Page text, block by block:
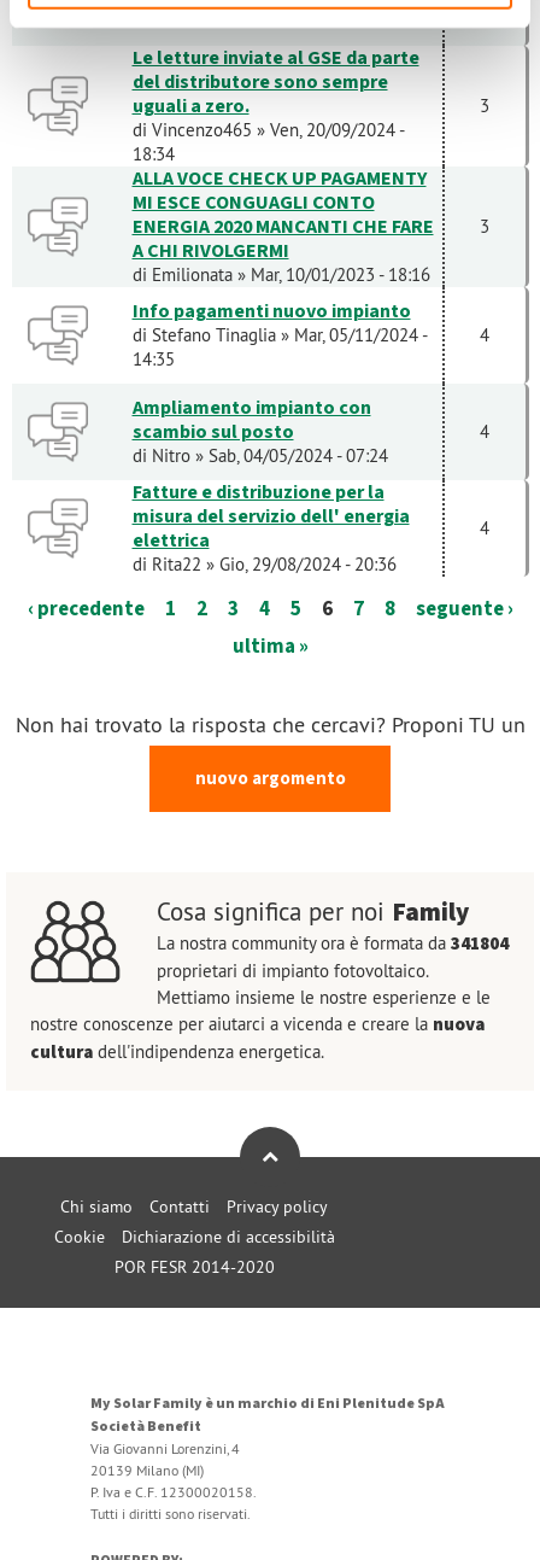
Le letture inviate al GSE da parte
del distributore sono sempre
uguali a zero.
di Vincenzo465 » Ven, 20/09/2024 -
18:34
3
ALLA VOCE CHECK UP PAGAMENTY
MI ESCE CONGUAGLI CONTO
ENERGIA 2020 MANCANTI CHE FARE
A CHI RIVOLGERMI
di Emilionata» Mar, 10/01/2023 - 18:16
3
Info pagamenti nuovo impianto
di Stefano Tinaglia» Mar, 05/11/2024 -
14:35
4
Ampliamento impianto con
scambio sul posto
di Nitro» Sab, 04/05/2024 - 07:24
4
Fatture e distribuzione per la
misura del servizio dell' energia
elettrica
di Rita22 » Gio, 29/08/2024 - 20:36
4
‹ precedente 1 2 3 4 5 6 7 8
seguente ›
ultima »
Non hai trovato la risposta che cercavi? Proponi TU un
nuovo argomento
Cosa significa per noi Family
La nostra community ora è formata da 341804
proprietari di impianto fotovoltaico.
Mettiamo insieme le nostre esperienze e le
nostre conoscenze per aiutarci a vicenda e creare la nuova
cultura dell'indipendenza energetica.
Chi siamo Contatti
Privacy policy
Cookie
Dichiarazione di accessibilità
POR FESR 2014-2020
My Solar Family è un marchio di Eni Plenitude SpA
Società Benefit
Via Giovanni Lorenzini, 4
20139 Milano (MI)
P. Iva e C.F. 12300020158.
Tutti i diritti sono riservati.